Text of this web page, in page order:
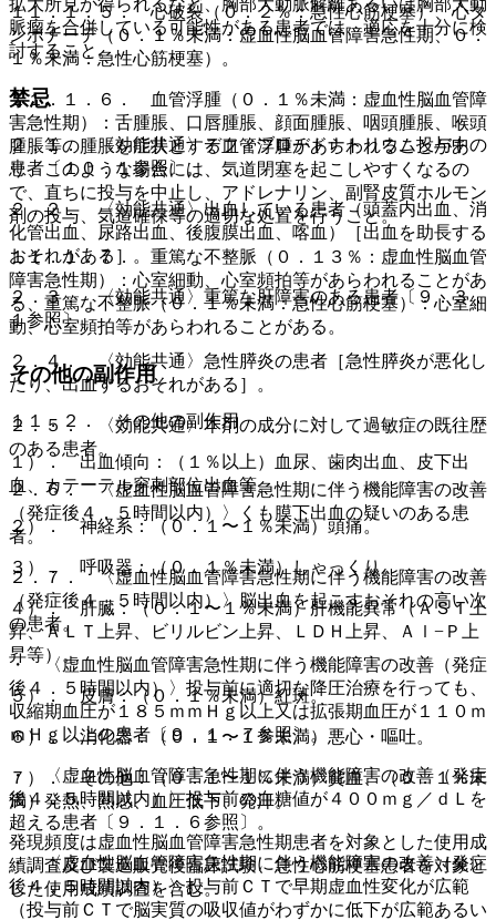
拡大所見が得られるなど、胸部大動脈解離あるいは胸部大動
脈瘤を合併している可能性がある患者では、適応を十分に検
討すること。
禁忌
２．１． 〈効能共通〉デフィブロチドナトリウム投与中の
患者〔１０．１参照〕。
２．２． 〈効能共通〉出血している患者（頭蓋内出血、消
化管出血、尿路出血、後腹膜出血、喀血）［出血を助長する
おそれがある］。
２．３． 〈効能共通〉重篤な肝障害のある患者〔９．３．
１参照〕。
２．４． 〈効能共通〉急性膵炎の患者［急性膵炎が悪化し
たり、出血するおそれがある］。
２．５． 〈効能共通〉本剤の成分に対して過敏症の既往歴
のある患者。
２．６． 〈虚血性脳血管障害急性期に伴う機能障害の改善
（発症後４．５時間以内）〉くも膜下出血の疑いのある患
者。
２．７． 〈虚血性脳血管障害急性期に伴う機能障害の改善
（発症後４．５時間以内）〉脳出血を起こすおそれの高い次
の患者。
・ 〈虚血性脳血管障害急性期に伴う機能障害の改善（発症
後４．５時間以内）〉投与前に適切な降圧治療を行っても、
収縮期血圧が１８５ｍｍＨｇ以上又は拡張期血圧が１１０ｍ
ｍＨｇ以上の患者〔９．１．７参照〕。
・ 〈虚血性脳血管障害急性期に伴う機能障害の改善（発症
後４．５時間以内）〉投与前の血糖値が４００ｍｇ／ｄＬを
超える患者〔９．１．６参照〕。
・ 〈虚血性脳血管障害急性期に伴う機能障害の改善（発症
後４．５時間以内）〉投与前ＣＴで早期虚血性変化が広範
（投与前ＣＴで脳実質の吸収値がわずかに低下が広範あるい
１１．１．５． 心破裂（０．２％：急性心筋梗塞）、心タ
ンポナーデ（０．１％未満：虚血性脳血管障害急性期、０．
１％未満：急性心筋梗塞）。
１１．１．６． 血管浮腫（０．１％未満：虚血性脳血管障
害急性期）：舌腫脹、口唇腫脹、顔面腫脹、咽頭腫脹、喉頭
腫脹等の腫脹を症状とする血管浮腫があらわれることがあ
り、このような場合には、気道閉塞を起こしやすくなるの
で、直ちに投与を中止し、アドレナリン、副腎皮質ホルモン
剤の投与、気道確保等の適切な処置を行うこと。
１１．１．７． 重篤な不整脈（０．１３％：虚血性脳血管
障害急性期）：心室細動、心室頻拍等があらわれることがあ
る、重篤な不整脈（０．１％未満：急性心筋梗塞）：心室細
動、心室頻拍等があらわれることがある。
その他の副作用
１１．２． その他の副作用
１）． 出血傾向：（１％以上）血尿、歯肉出血、皮下出
血、カテーテル穿刺部位出血等。
２）． 神経系：（０．１〜１％未満）頭痛。
３）． 呼吸器：（０．１％未満）しゃっくり。
４）． 肝臓：（０．１〜１％未満）肝機能異常（ＡＳＴ上
昇、ＡＬＴ上昇、ビリルビン上昇、ＬＤＨ上昇、Ａｌ−Ｐ上
昇等）。
５）． 皮膚：（０．１％未満）紅斑。
６）． 消化器：（０．１〜１％未満）悪心・嘔吐。
７）． その他：（０．１〜１％未満）貧血、（０．１％未
満）発熱、熱感、血圧低下、発汗。
発現頻度は虚血性脳血管障害急性期患者を対象とした使用成
績調査及び製造販売後臨床試験、急性心筋梗塞患者を対象と
した使用成績調査を含む。